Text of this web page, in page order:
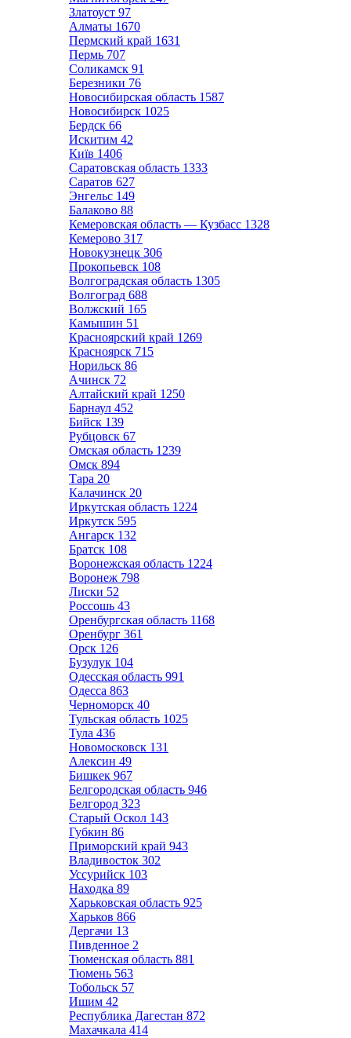
Златоуст 97
Алматы 1670
Пермский край 1631
Пермь 707
Соликамск 91
Березники 76
Новосибирская область 1587
Новосибирск 1025
Бердск 66
Искитим 42
Київ 1406
Саратовская область 1333
Саратов 627
Энгельс 149
Балаково 88
Кемеровская область — Кузбасс 1328
Кемерово 317
Новокузнецк 306
Прокопьевск 108
Волгоградская область 1305
Волгоград 688
Волжский 165
Камышин 51
Красноярский край 1269
Красноярск 715
Норильск 86
Ачинск 72
Алтайский край 1250
Барнаул 452
Бийск 139
Рубцовск 67
Омская область 1239
Омск 894
Тара 20
Калачинск 20
Иркутская область 1224
Иркутск 595
Ангарск 132
Братск 108
Воронежская область 1224
Воронеж 798
Лиски 52
Россошь 43
Оренбургская область 1168
Оренбург 361
Орск 126
Бузулук 104
Одесская область 991
Одесса 863
Черноморск 40
Тульская область 1025
Тула 436
Новомосковск 131
Алексин 49
Бишкек 967
Белгородская область 946
Белгород 323
Старый Оскол 143
Губкин 86
Приморский край 943
Владивосток 302
Уссурийск 103
Находка 89
Харьковская область 925
Харьков 866
Дергачи 13
Пивденное 2
Тюменская область 881
Тюмень 563
Тобольск 57
Ишим 42
Республика Дагестан 872
Махачкала 414